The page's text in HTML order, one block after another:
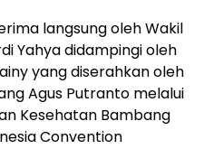
langsung oleh Wakil
Yahya didampingi oleh
yang diserahkan oleh
Agus Putranto melalui
Kesehatan Bambang
Convention